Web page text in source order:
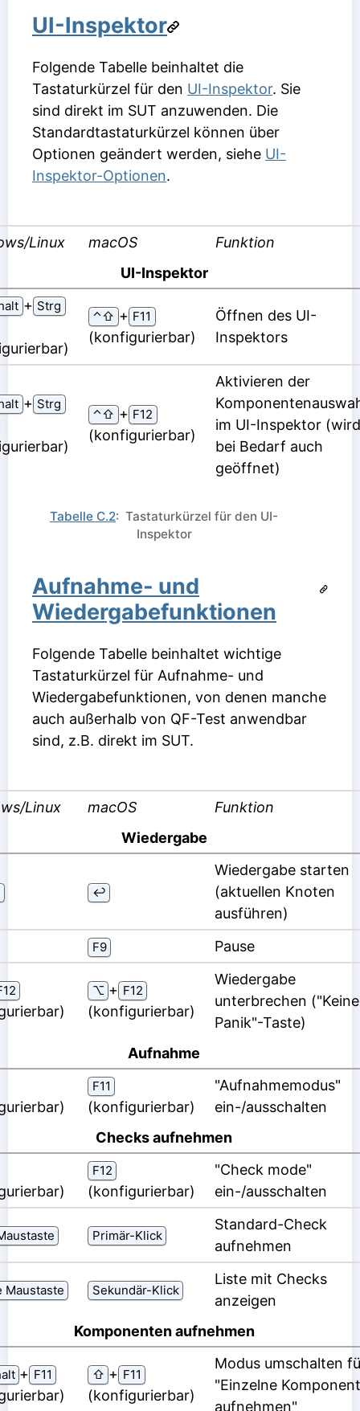
UI-Inspektor
Folgende Tabelle beinhaltet die
Tastaturkürzel für den UI-Inspektor. Sie
sind direkt im SUT anzuwenden. Die
Standardtastaturkürzel können über
Optionen geändert werden, siehe UI-
Inspektor-Optionen.
Linux macOS
Funktion
UI-Inspektor
⁠+⁠ Strg
⌃⇧ ⁠+⁠ F11
(konfigurierbar)
Öffnen des UI-
Inspektors
⁠+⁠ Strg
⌃⇧ ⁠+⁠ F12
(konfigurierbar)
Aktivieren der
im UI-Inspektor (wird
bei Bedarf auch
geöffnet)
Tabelle C.2: Tastaturkürzel für den UI-
Inspektor
Aufnahme- und
Wiedergabefunktionen
Folgende Tabelle beinhaltet wichtige
Tastaturkürzel für Aufnahme- und
Wiedergabefunktionen, von denen manche
auch außerhalb von QF-Test anwendbar
sind, z.B. direkt im SUT.
Linux macOS
Funktion
Wiedergabe
↩
Wiedergabe starten
(aktuellen Knoten
ausführen)
F9 Pause
⌥ ⁠+⁠ F12
(konfigurierbar)
Wiedergabe
unterbrechen ("Keine
Panik"-Taste)
Aufnahme
F11
(konfigurierbar)
"Aufnahmemodus"
ein-/ausschalten
Checks aufnehmen
F12
(konfigurierbar)
"Check mode"
ein-/ausschalten
Primär-Klick
Standard-Check
aufnehmen
Maustaste Sekundär-Klick
Liste mit Checks
anzeigen
Komponenten aufnehmen
⁠+⁠ F11 ⇧ ⁠+⁠ F11
(konfigurierbar)
Modus umschalten
"Einzelne
aufnehmen"